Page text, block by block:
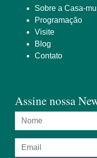
Sobre a Casa-
Programação
Visite
Blog
Contato
Assine nossa
Nome
Endereço de e-mail